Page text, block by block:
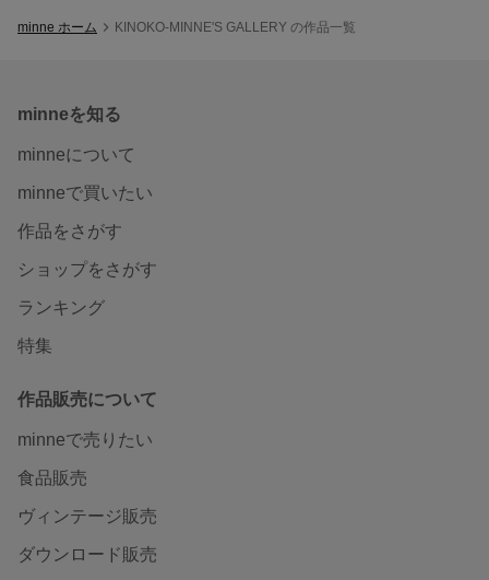
minne ホーム KINOKO-MINNE'S GALLERY の作品一覧
minneを知る
minneについて
minneで買いたい
作品をさがす
ショップをさがす
ランキング
特集
作品販売について
minneで売りたい
食品販売
ヴィンテージ販売
ダウンロード販売